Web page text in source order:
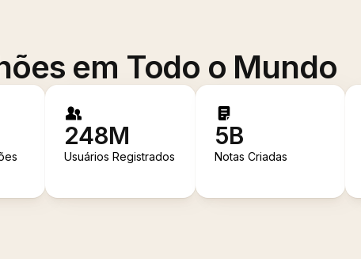
em Todo o Mundo
248M
Usuários Registrados
5B
Notas Criadas